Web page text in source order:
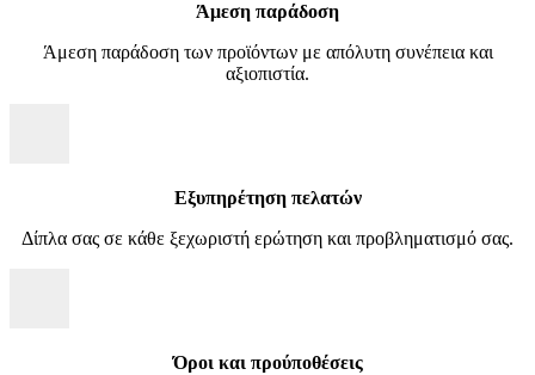
Άμεση παράδοση
Άμεση παράδοση των προϊόντων με απόλυτη συνέπεια και
αξιοπιστία.
Εξυπηρέτηση πελατών
Δίπλα σας σε κάθε ξεχωριστή ερώτηση και προβληματισμό σας.
Όροι και προύποθέσεις